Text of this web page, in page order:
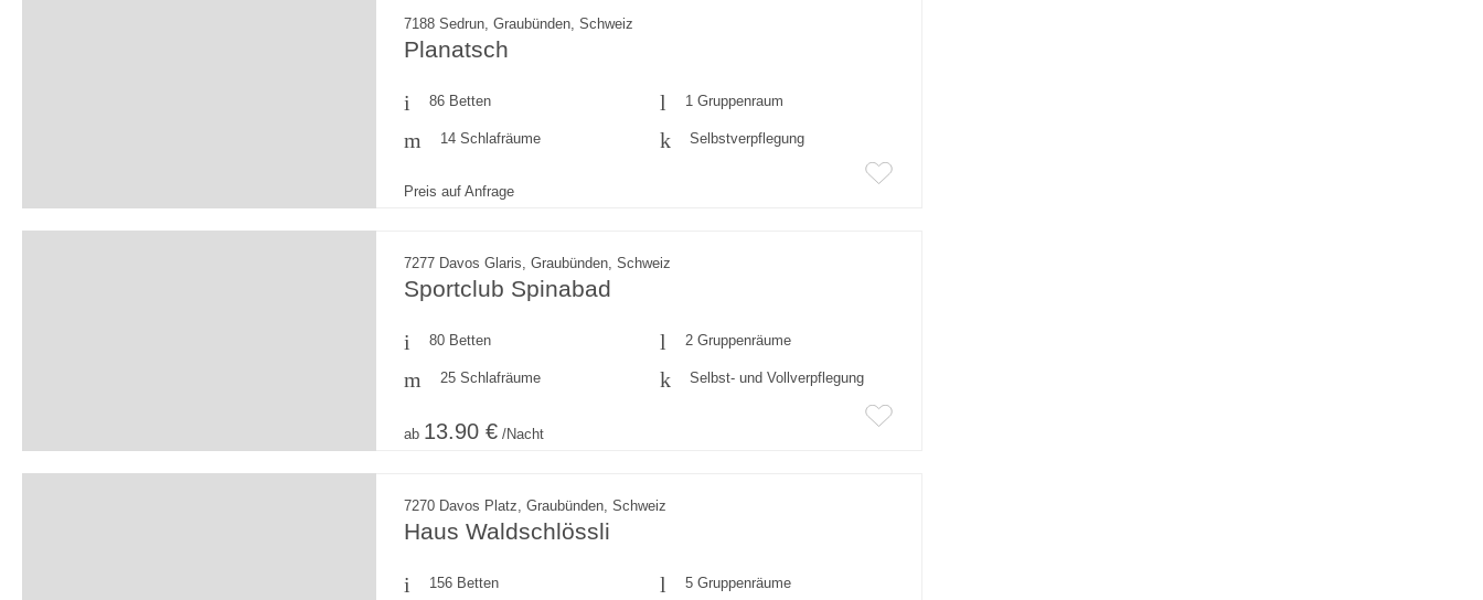
7188 Sedrun, Graubünden, Schweiz
Planatsch
86 Betten 1 Gruppenraum
14 Schlafräume Selbstverpflegung
Preis auf Anfrage
7277 Davos Glaris, Graubünden, Schweiz
Sportclub Spinabad
80 Betten 2 Gruppenräume
25 Schlafräume Selbst- und Vollverpflegung
ab 13.90 € /Nacht
7270 Davos Platz, Graubünden, Schweiz
Haus Waldschlössli
156 Betten 5 Gruppenräume